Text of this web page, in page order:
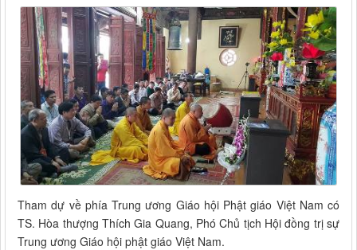
Tham dự về phía Trung ương Giáo hội Phật giáo Việt Nam có
TS. Hòa thượng Thích Gia Quang, Phó Chủ tịch Hội đồng trị sự
Trung ương Giáo hội phật giáo Việt Nam.